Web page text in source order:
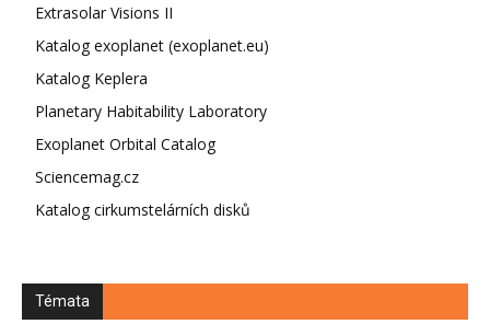
Extrasolar Visions II
Katalog exoplanet (exoplanet.eu)
Katalog Keplera
Planetary Habitability Laboratory
Exoplanet Orbital Catalog
Sciencemag.cz
Katalog cirkumstelárních disků
Témata